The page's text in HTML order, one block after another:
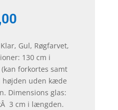
Gul, Røgfarvet,
130 cm i
forkortes samt
højden uden kæde
Dimensions glas:
3 cm i længden.